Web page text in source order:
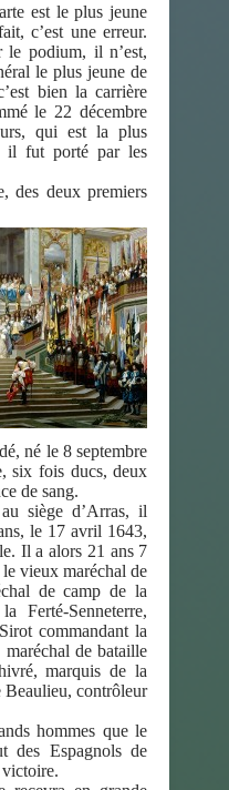
est le plus jeune
c’est une erreur.
le podium, il n’est,
le plus jeune de
bien la carrière
le 22 décembre
qui est la plus
il fut porté par les
des deux premiers
né le 8 septembre
six fois ducs, deux
de sang.
siège d’Arras, il
le 17 avril 1643,
Il a alors 21 ans 7
vieux maréchal de
de camp de la
Ferté-Senneterre,
commandant la
de bataille
marquis de la
Beaulieu, contrôleur
hommes que le
des Espagnols de